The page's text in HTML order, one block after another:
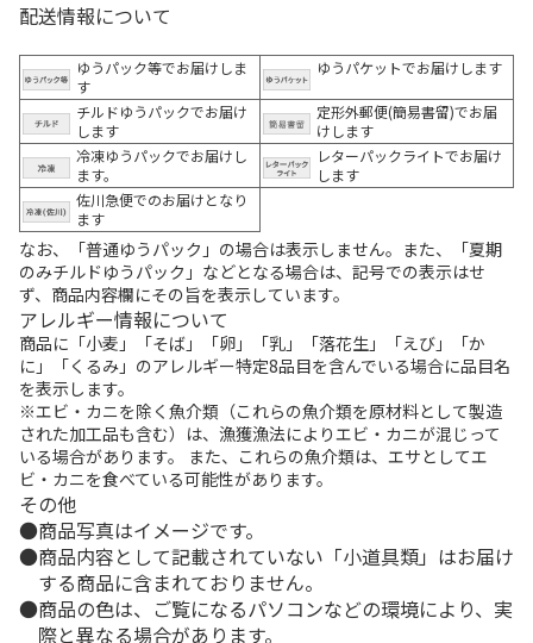
配送情報について
ゆうパック等でお届けしま
す
ゆうパケットでお届けします
チルドゆうパックでお届け
します
定形外郵便(簡易書留)でお届
けします
冷凍ゆうパックでお届けし
ます。
レターパックライトでお届け
します
佐川急便でのお届けとなり
ます
なお、「普通ゆうパック」の場合は表示しません。また、「夏期
のみチルドゆうパック」などとなる場合は、記号での表示はせ
ず、商品内容欄にその旨を表示しています。
アレルギー情報について
商品に「小麦」「そば」「卵」「乳」「落花生」「えび」「か
に」「くるみ」のアレルギー特定8品目を含んでいる場合に品目名
を表示します。
※エビ・カニを除く魚介類（これらの魚介類を原材料として製造
された加工品も含む）は、漁獲漁法によりエビ・カニが混じって
いる場合があります。 また、これらの魚介類は、エサとしてエ
ビ・カニを食べている可能性があります。
その他
商品写真はイメージです。
商品内容として記載されていない「小道具類」はお届け
する商品に含まれておりません。
商品の色は、ご覧になるパソコンなどの環境により、実
際と異なる場合があります。